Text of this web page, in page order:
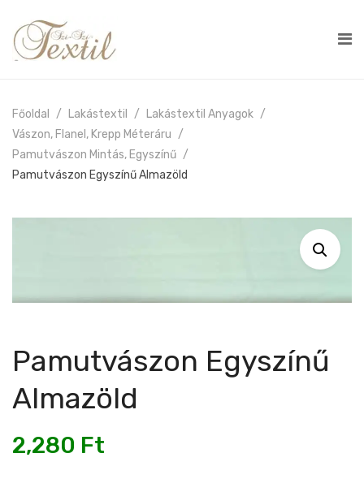
Főoldal Lakástextil
Lakástextil Anyagok
Vászon, Flanel, Krepp Méteráru
Pamutvászon Mintás, Egyszínű
Pamutvászon Egyszínű Almazöld
Pamutvászon Egyszínű
Almazöld
2,280 Ft